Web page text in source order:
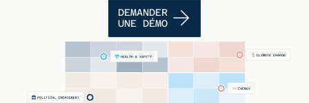
DEMANDER
UNE DÉMO